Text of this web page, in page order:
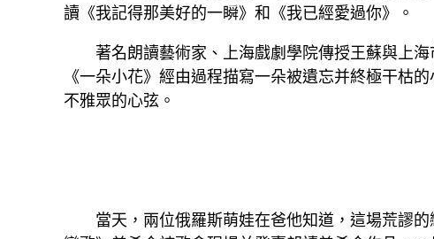
讀《我記得那美好的一瞬》和《我已經愛過你》。
著名朗讀藝術家、上海戲劇學院傳授王蘇與上
《一朵小花》經由過程描寫一朵被遺忘并終極干枯
不雅眾的心弦。
當天，兩位俄羅斯萌娃在爸他知道，這場荒謬